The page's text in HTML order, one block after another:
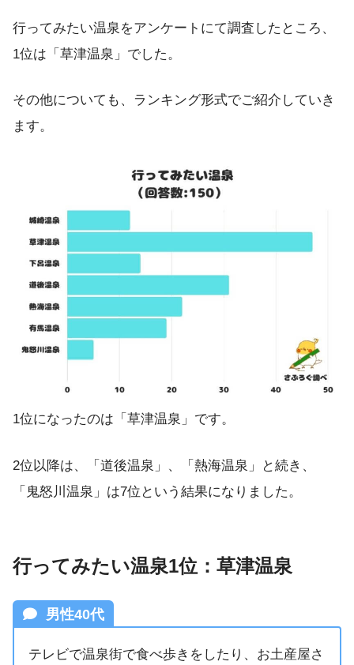
行ってみたい温泉をアンケートにて調査したところ、
1位は「草津温泉」でした。
その他についても、ランキング形式でご紹介していき
ます。
1位になったのは「草津温泉」です。
2位以降は、「道後温泉」、「熱海温泉」と続き、
「鬼怒川温泉」は7位という結果になりました。
行ってみたい温泉1位：草津温泉
男性40代
テレビで温泉街で食べ歩きをしたり、お土産屋さ